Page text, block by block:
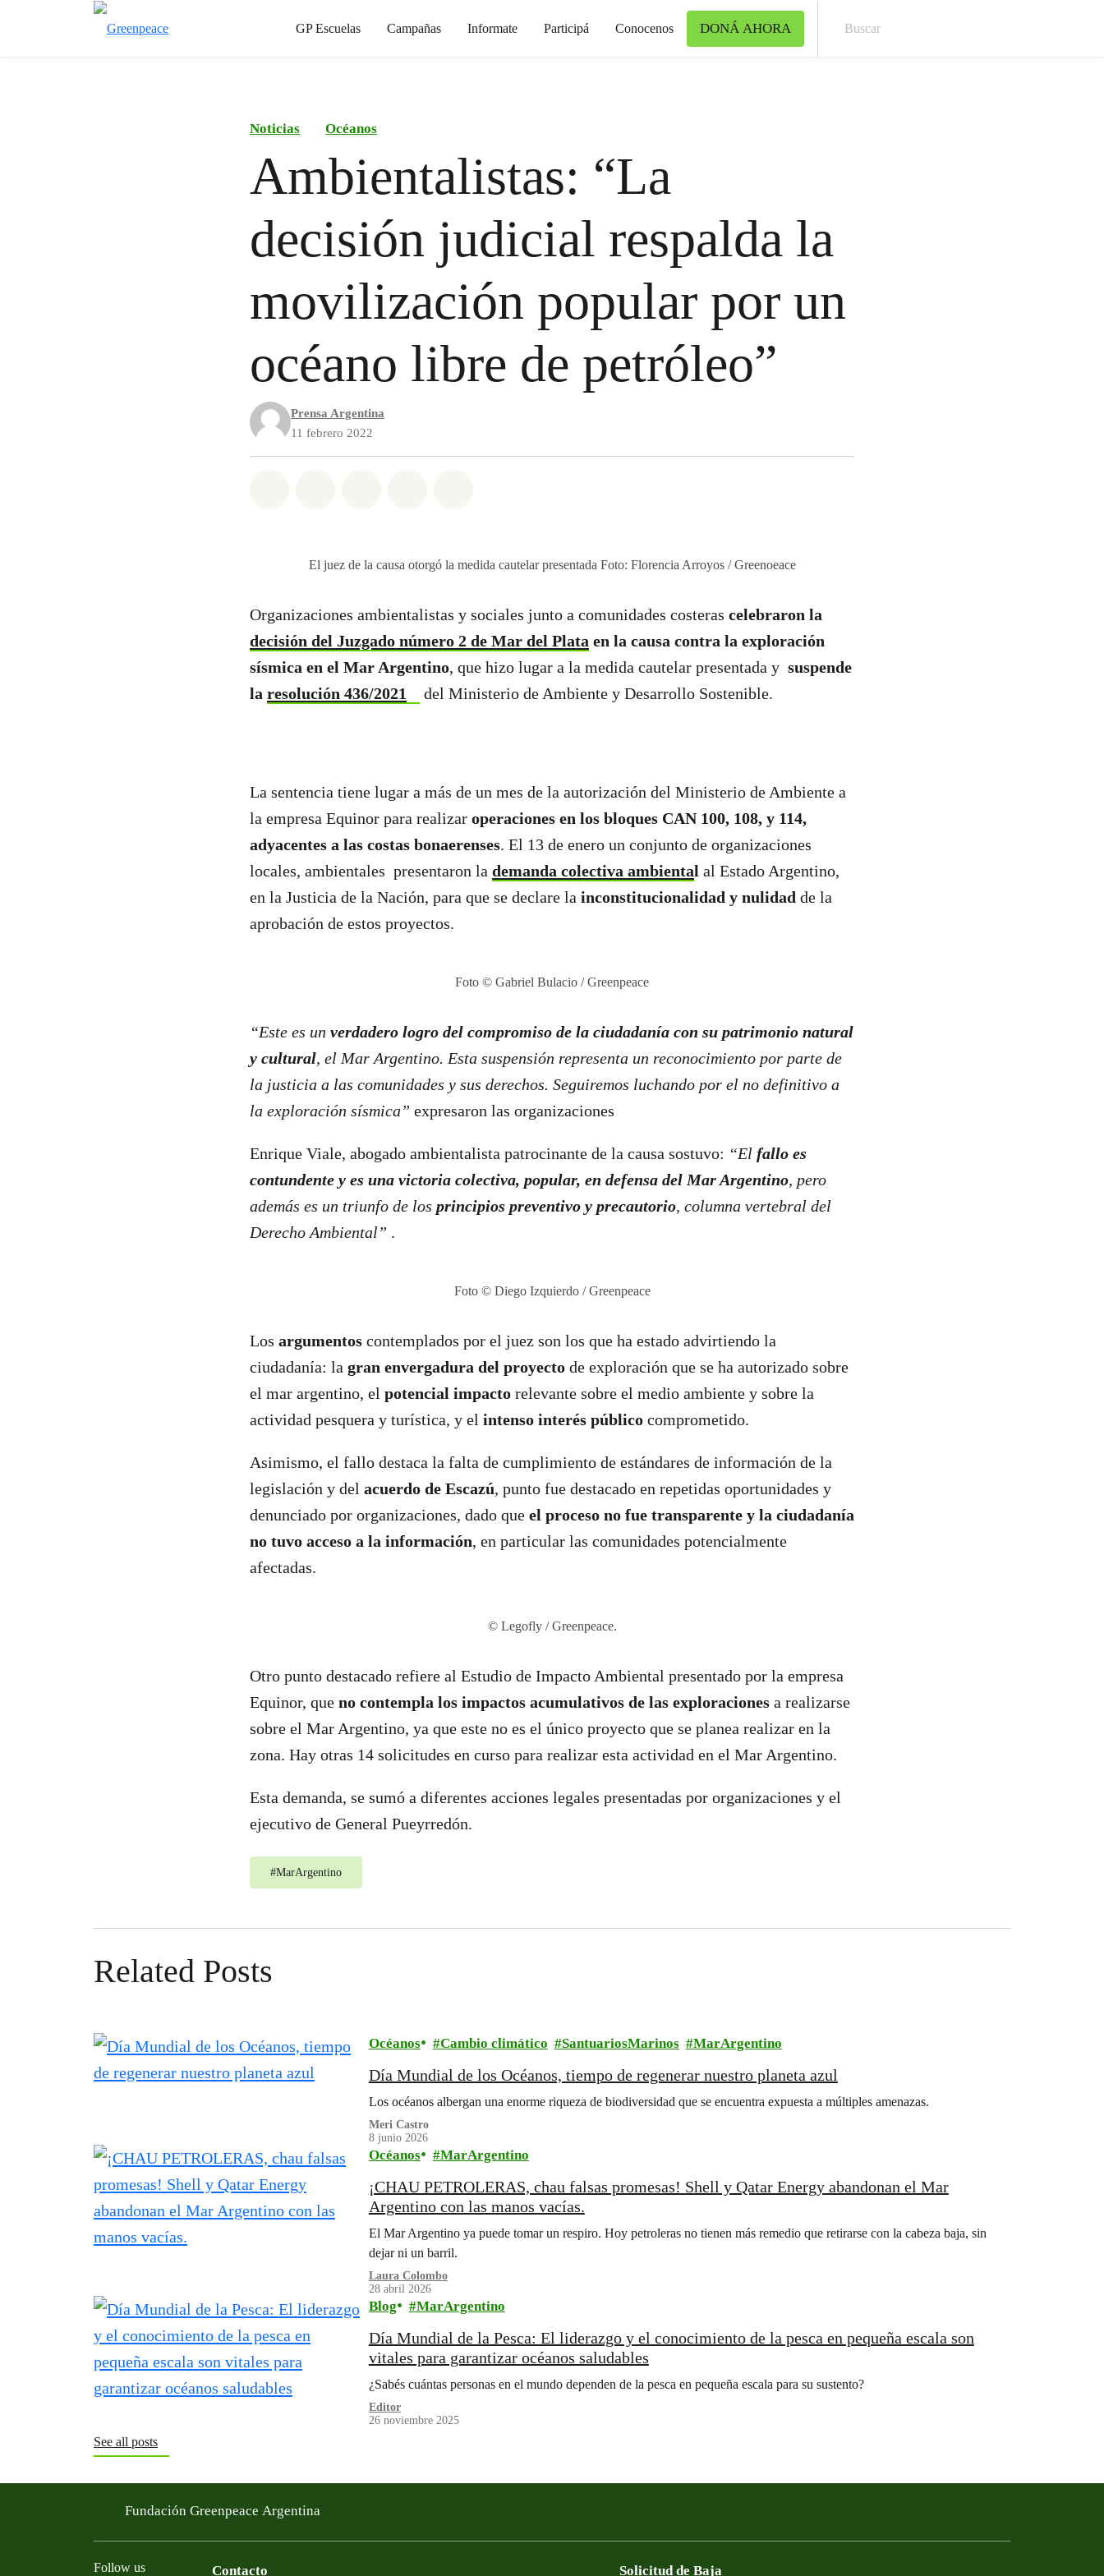
GP Escuelas Campañas Informate Participá Conocenos DONÁ AHORA
Noticias Océanos
Ambientalistas: “La
decisión judicial respalda la
movilización popular por un
océano libre de petróleo”
Prensa Argentina
11 febrero 2022
El juez de la causa otorgó la medida cautelar presentada Foto: Florencia Arroyos / Greenoeace
Organizaciones ambientalistas y sociales junto a comunidades costeras celebraron la
decisión del Juzgado número 2 de Mar del Plata en la causa contra la exploración
sísmica en el Mar Argentino, que hizo lugar a la medida cautelar presentada y suspende
la resolución 436/2021 del Ministerio de Ambiente y Desarrollo Sostenible.
La sentencia tiene lugar a más de un mes de la autorización del Ministerio de Ambiente a
la empresa Equinor para realizar operaciones en los bloques CAN 100, 108, y 114,
adyacentes a las costas bonaerenses. El 13 de enero un conjunto de organizaciones
locales, ambientales presentaron la demanda colectiva ambiental al Estado Argentino,
en la Justicia de la Nación, para que se declare la inconstitucionalidad y nulidad de la
aprobación de estos proyectos.
Foto © Gabriel Bulacio / Greenpeace
“Este es un verdadero logro del compromiso de la ciudadanía con su patrimonio natural
y cultural, el Mar Argentino. Esta suspensión representa un reconocimiento por parte de
la justicia a las comunidades y sus derechos. Seguiremos luchando por el no definitivo a
la exploración sísmica” expresaron las organizaciones
Enrique Viale, abogado ambientalista patrocinante de la causa sostuvo: “El fallo es
contundente y es una victoria colectiva, popular, en defensa del Mar Argentino, pero
además es un triunfo de los principios preventivo y precautorio, columna vertebral del
Derecho Ambiental” .
Foto © Diego Izquierdo / Greenpeace
Los argumentos contemplados por el juez son los que ha estado advirtiendo la
ciudadanía: la gran envergadura del proyecto de exploración que se ha autorizado sobre
el mar argentino, el potencial impacto relevante sobre el medio ambiente y sobre la
actividad pesquera y turística, y el intenso interés público comprometido.
Asimismo, el fallo destaca la falta de cumplimiento de estándares de información de la
legislación y del acuerdo de Escazú, punto fue destacado en repetidas oportunidades y
denunciado por organizaciones, dado que el proceso no fue transparente y la ciudadanía
no tuvo acceso a la información, en particular las comunidades potencialmente
afectadas.
© Legofly / Greenpeace.
Otro punto destacado refiere al Estudio de Impacto Ambiental presentado por la empresa
Equinor, que no contempla los impactos acumulativos de las exploraciones a realizarse
sobre el Mar Argentino, ya que este no es el único proyecto que se planea realizar en la
zona. Hay otras 14 solicitudes en curso para realizar esta actividad en el Mar Argentino.
Esta demanda, se sumó a diferentes acciones legales presentadas por organizaciones y el
ejecutivo de General Pueyrredón.
#MarArgentino
Related Posts
Océanos Cambio climático SantuariosMarinos MarArgentino
Día Mundial de los Océanos, tiempo de regenerar nuestro planeta azul
Los océanos albergan una enorme riqueza de biodiversidad que se encuentra expuesta a múltiples amenazas.
Meri Castro
8 junio 2026
Océanos MarArgentino
¡CHAU PETROLERAS, chau falsas promesas! Shell y Qatar Energy abandonan el Mar
Argentino con las manos vacías.
El Mar Argentino ya puede tomar un respiro. Hoy petroleras no tienen más remedio que retirarse con la cabeza baja, sin
dejar ni un barril.
Laura Colombo
28 abril 2026
Blog MarArgentino
Día Mundial de la Pesca: El liderazgo y el conocimiento de la pesca en pequeña escala son
vitales para garantizar océanos saludables
¿Sabés cuántas personas en el mundo dependen de la pesca en pequeña escala para su sustento?
Editor
26 noviembre 2025
See all posts
Fundación Greenpeace Argentina
Follow us Contacto Solicitud de Baja